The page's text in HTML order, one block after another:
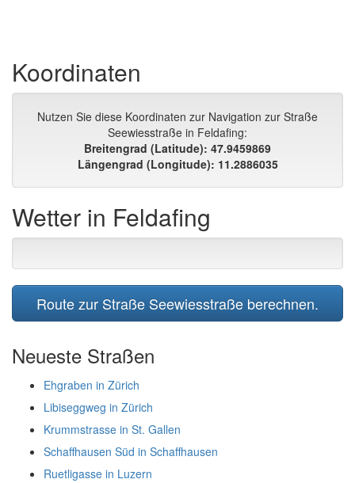
Koordinaten
Nutzen Sie diese Koordinaten zur Navigation zur Straße
Seewiesstraße in Feldafing:
Breitengrad (Latitude): 47.9459869
Längengrad (Longitude): 11.2886035
Wetter in Feldafing
Route zur Straße Seewiesstraße berechnen.
Neueste Straßen
Ehgraben in Zürich
Libiseggweg in Zürich
Krummstrasse in St. Gallen
Schaffhausen Süd in Schaffhausen
Ruetligasse in Luzern